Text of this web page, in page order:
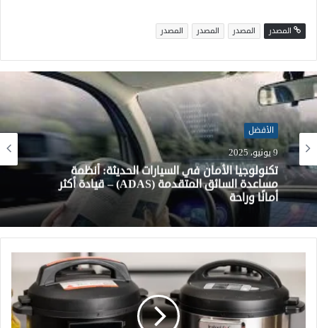
المصدر المصدر المصدر المصدر
الأفضل
28 مايو، 2025
أفضل الشواحن المنزلية للسيارات الكهربائية لعام
2024: مراجعة لأسرع وأذكى الحلول